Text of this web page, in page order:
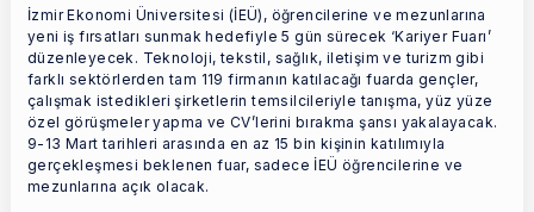
İzmir Ekonomi Üniversitesi (İEÜ), öğrencilerine ve mezunlarına
yeni iş fırsatları sunmak hedefiyle 5 gün sürecek ‘Kariyer Fuarı’
düzenleyecek. Teknoloji, tekstil, sağlık, iletişim ve turizm gibi
farklı sektörlerden tam 119 firmanın katılacağı fuarda gençler,
çalışmak istedikleri şirketlerin temsilcileriyle tanışma, yüz yüze
özel görüşmeler yapma ve CV’lerini bırakma şansı yakalayacak.
9-13 Mart tarihleri arasında en az 15 bin kişinin katılımıyla
gerçekleşmesi beklenen fuar, sadece İEÜ öğrencilerine ve
mezunlarına açık olacak.